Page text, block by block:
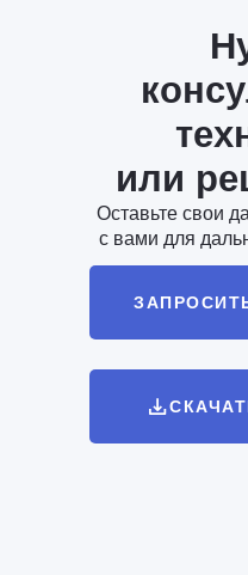
или
Оставьте свои
с вами для